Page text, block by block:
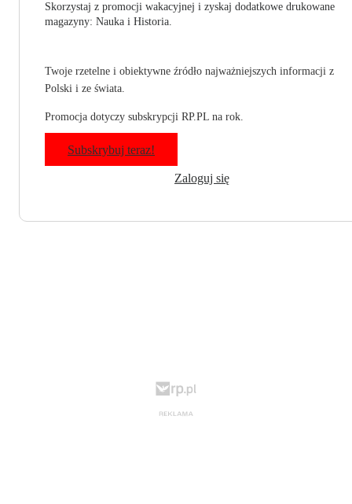
Skorzystaj z promocji wakacyjnej i zyskaj dodatkowe drukowane
magazyny: Nauka i Historia.
Twoje rzetelne i obiektywne źródło najważniejszych informacji z
Polski i ze świata.
Promocja dotyczy subskrypcji RP.PL na rok.
Subskrybuj teraz!
Zaloguj się